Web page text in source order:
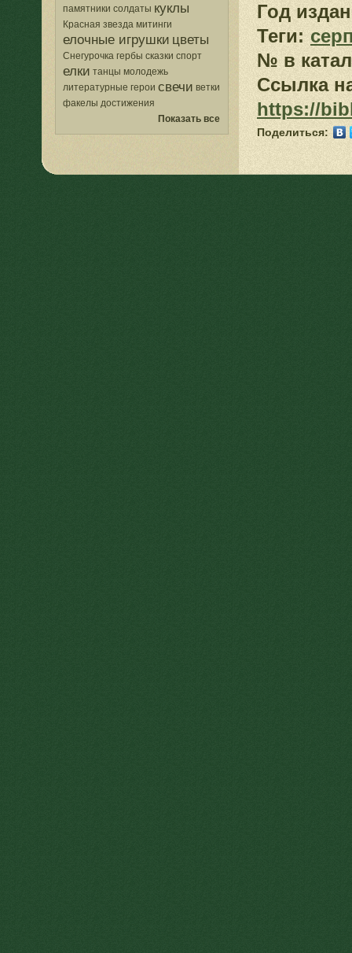
памятники солдаты куклы
Красная звезда митинги
елочные игрушки цветы
Снегурочка гербы сказки спорт
елки танцы молодежь
литературные герои свечи ветки
факелы достижения
Показать все
Год
Теги:
№ в
Ссылка
https://
Поделиться: